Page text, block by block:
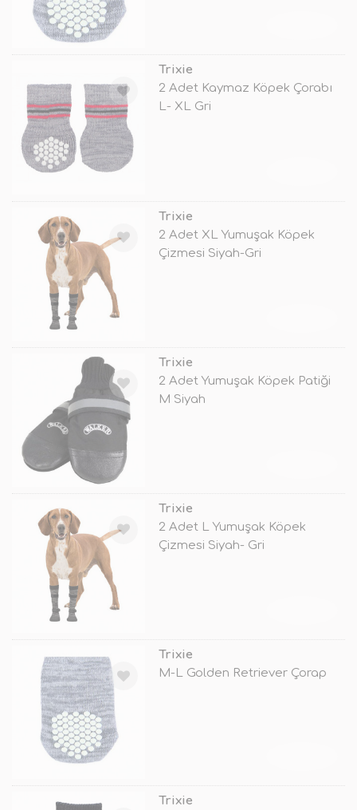
Trixie
2 Adet Kaymaz Köpek Çorabı
L- XL Gri
Trixie
2 Adet XL Yumuşak Köpek
Çizmesi Siyah-Gri
Trixie
2 Adet Yumuşak Köpek Patiği
M Siyah
Trixie
2 Adet L Yumuşak Köpek
Çizmesi Siyah- Gri
Trixie
M-L Golden Retriever Çorap
Trixie